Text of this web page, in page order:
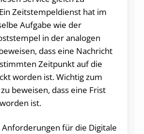
Zeitstempeldienst hat im
Aufgabe wie der
in der analogen
dass eine Nachricht
Zeitpunkt auf die
worden ist. Wichtig zum
beweisen, dass eine Frist
ist.
Anforderungen für die Digitale